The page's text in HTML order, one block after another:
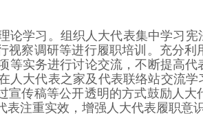
论学习。组织人大代表集中学习
视察调研等进行履职培训。充分
等实务进行讨论交流，不断提高
人大代表之家及代表联络站交流
宣传稿等公开透明的方式鼓励人
注重实效，增强人大代表履职意识